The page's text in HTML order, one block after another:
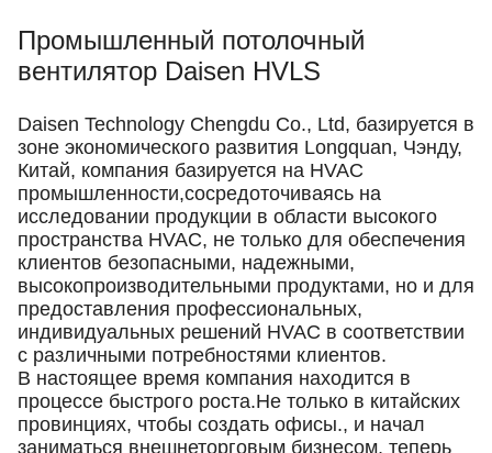
Промышленный потолочный
вентилятор Daisen HVLS
Daisen Technology Chengdu Co., Ltd, базируется в
зоне экономического развития Longquan, Чэнду,
Китай, компания базируется на HVAC
промышленности,сосредоточиваясь на
исследовании продукции в области высокого
пространства HVAC, не только для обеспечения
клиентов безопасными, надежными,
высокопроизводительными продуктами, но и для
предоставления профессиональных,
индивидуальных решений HVAC в соответствии
с различными потребностями клиентов.
В настоящее время компания находится в
процессе быстрого роста.Не только в китайских
провинциях, чтобы создать офисы., и начал
заниматься внешнеторговым бизнесом, теперь